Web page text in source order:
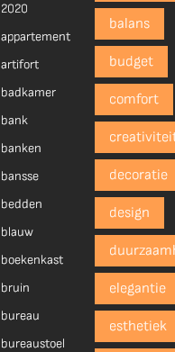
2020
appartement
artifort
badkamer
bank
banken
bansse
bedden
blauw
boekenkast
bruin
bureau
bureaustoel
balans
budget
comfort
decoratie
design
elegantie
esthetiek